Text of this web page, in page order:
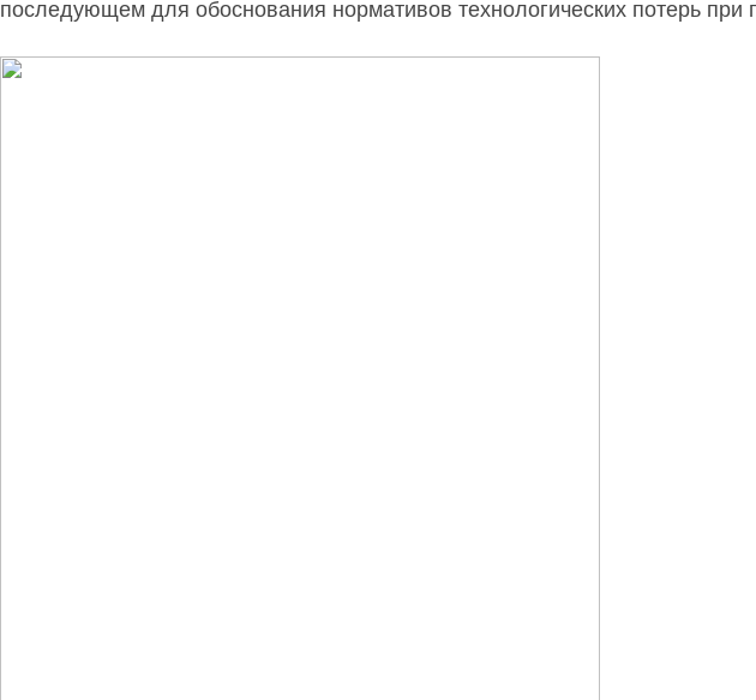
последующем для обоснования нормативов технологических потерь при